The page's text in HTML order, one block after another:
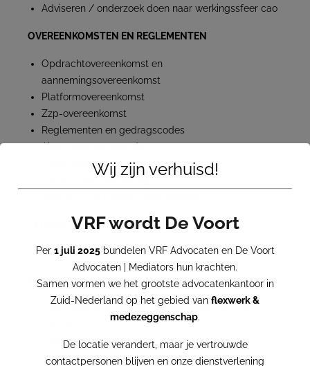
Adviseren / onderzoek doen naar werkingssfeer cao
OVEREENKOMSTEN EN REGLEMENTEN
Opdrachtovereenkomst en
aannemingsovereenkomst
Platformovereenkomst
Zzp-overeenkomst
Reglementen en gedragscodes
Algemene voorwaarden
Inkoopvoorwaarden
Geheimhoudingsbeding
INTERNATIONAAL
Internationaal platform
WETGEVING
Algemene Verordening Gegevensbescherming (AVG)
Overgang van onderneming
Wij zijn verhuisd!
VRF wordt De Voort
Per 1 juli 2025bundelen VRF Advocaten en De Voort
Advocaten | Mediators hun krachten.
Samen vormen we het grootste advocatenkantoor in
Zuid-Nederland op het gebied van flexwerk &
medezeggenschap.
De locatie verandert, maar je vertrouwde
contactpersonen blijven en onze dienstverlening